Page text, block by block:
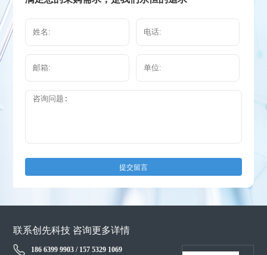
提交留言
联系创先科技 咨询更多详情
186 6399 9903 / 157 5329 1069